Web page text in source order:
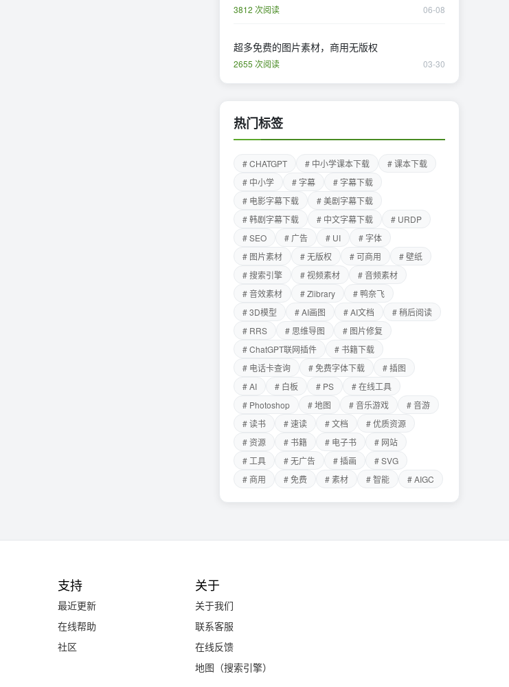
3812 次阅读 06-08
超多免费的图片素材，商用无版权
2655 次阅读 03-30
热门标签
# CHATGPT # 中小学课本下载
# 课本下载
# 中小学
# 字幕
# 字幕下载
# 电影字幕下载
# 美剧字幕下载
# 韩剧字幕下载
# 中文字幕下载
# URDP
# SEO
# 广告 # UI
# 字体
# 图片素材
# 无版权 # 可商用
# 壁纸
# 搜索引擎
# 视频素材
# 音频素材
# 音效素材
# Zlibrary
# 鸭奈飞
# 3D模型
# AI画图 # AI文档
# 稍后阅读
# RRS
# 思维导图
# 图片修复
# ChatGPT联网插件
# 书籍下载
# 电话卡查询
# 免费字体下载
# 插图
# AI
# 白板 # PS
# 在线工具
# Photoshop
# 地图 # 音乐游戏
# 音游
# 读书
# 速读 # 文档
# 优质资源
# 资源
# 书籍 # 电子书
# 网站
# 工具
# 无广告 # 插画
# SVG
# 商用
# 免费 # 素材 # 智能 # AIGC
支持
最近更新
在线帮助
社区
关于
关于我们
联系客服
在线反馈
地图（搜索引擎）